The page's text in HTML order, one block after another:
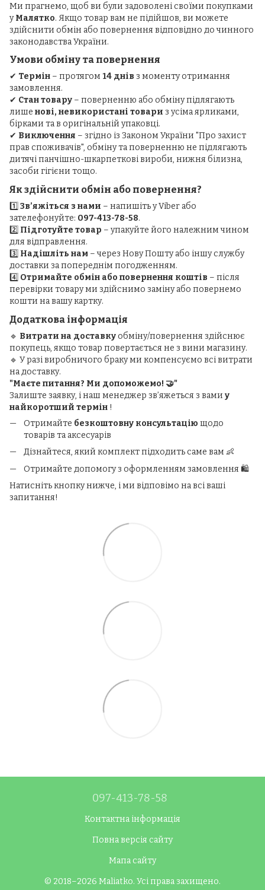
Ми прагнемо, щоб ви були задоволені своїми покупками
уМалятко. Якщо товар вам не підійшов, ви можете
здійснити обмін або повернення відповідно до чинного
законодавства України.
Умови обміну та повернення
✔ Термін – протягом 14 днів з моменту отримання
замовлення.
✔ Стан товару – поверненню або обміну підлягають
лише нові, невикористані товари з усіма ярликами,
бірками та в оригінальній упаковці.
✔ Виключення – згідно із Законом України "Про захист
прав споживачів", обміну та поверненню не підлягають
дитячі панчішно-шкарпеткові вироби, нижня білизна,
засоби гігієни тощо.
Як здійснити обмін або повернення?
1️⃣ Зв’яжіться з нами – напишіть у Viber або
зателефонуйте: 097-413-78-58.
2️⃣ Підготуйте товар – упакуйте його належним чином
для відправлення.
3️⃣ Надішліть нам – через Нову Пошту або іншу службу
доставки за попереднім погодженням.
4️⃣ Отримайте обмін або повернення коштів – після
перевірки товару ми здійснимо заміну або повернемо
кошти на вашу картку.
Додаткова інформація
🔹 Витрати на доставкуобміну/повернення здійснює
покупець, якщо товар повертається не з вини магазину.
🔹 У разі виробничого браку ми компенсуємо всі витрати
на доставку.
"Маєте питання? Ми допоможемо! 🤝"
Залиште заявку, і наш менеджер зв’яжеться з вами у
найкоротший термін !
Отримайте безкоштовну консультацію щодо
товарів та аксесуарів
Дізнайтеся, який комплект підходить саме вам 👶
Отримайте допомогу з оформленням замовлення 🛍️
Натисніть кнопку нижче, і ми відповімо на всі ваші
запитання!
097-413-78-58
Контактна інформація
Повна версія сайту
Мапа сайту
© 2018–2026 Maliatko. Усі права захищено.